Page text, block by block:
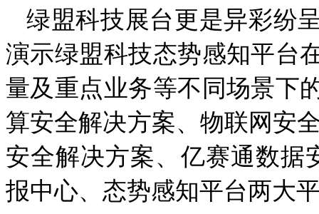
绿盟科技展台更是异彩纷
演示绿盟科技态势感知平台
量及重点业务等不同场景下
算安全解决方案、物联网安
安全解决方案、亿赛通数据
报中心、态势感知平台两大